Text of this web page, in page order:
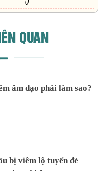
Thuộc Vào
Người"
QUAN